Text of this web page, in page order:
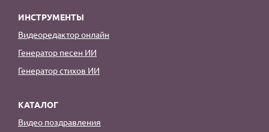
ИНСТРУМЕНТЫ
Видеоредактор онлайн
Генератор песен ИИ
Генератор стихов ИИ
КАТАЛОГ
Видео поздравления